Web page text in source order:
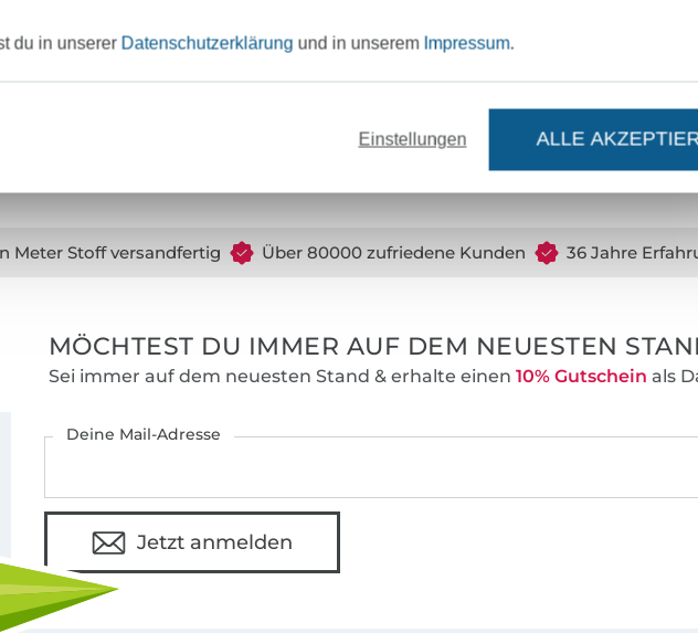
65/2
Meter Stoff versandfertig Über 80000 zufriedene Kunden 36 Jahre
MÖCHTEST DU IMMER AUF DEM NEUESTEN
Sei immer auf dem neuesten Stand & erhalte einen 10% Gutschein als
Deine Mail-Adresse
Jetzt anmelden
du in unserer Datenschutzerklärung und in unserem Impressum.
Einstellungen ALLE